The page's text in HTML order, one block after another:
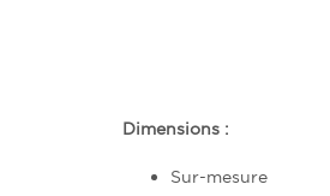
Dimensions :
Sur-mesure